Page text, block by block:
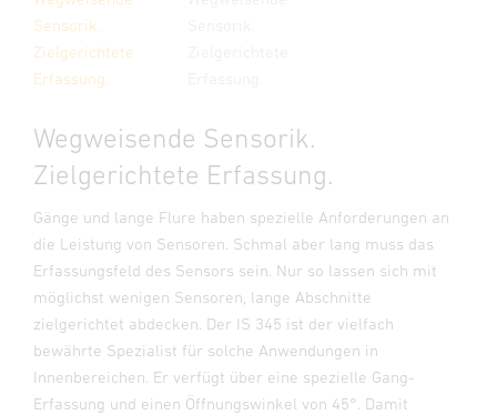
Sensorik.
Zielgerichtete
Erfassung.
Wegweisende Sensorik.
Zielgerichtete Erfassung.
Gänge und lange Flure haben spezielle Anforderungen an
die Leistung von Sensoren. Schmal aber lang muss das
Erfassungsfeld des Sensors sein. Nur so lassen sich mit
möglichst wenigen Sensoren, lange Abschnitte
zielgerichtet abdecken. Der IS 345 ist der vielfach
bewährte Spezialist für solche Anwendungen in
Innenbereichen. Er verfügt über eine spezielle Gang-
Erfassung und einen Öffnungswinkel von 45°. Damit